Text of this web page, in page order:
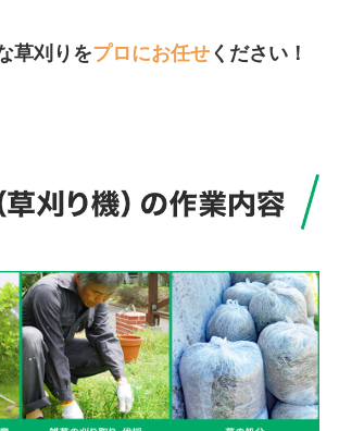
草刈りをプロにお任せ ください！